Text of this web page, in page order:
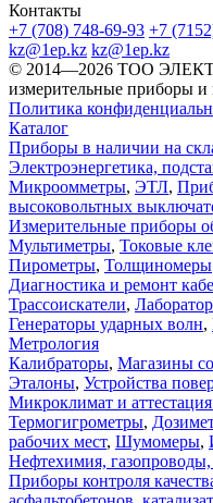
Контакты
+7 (708) 748-69-93 +7
kz@1ep.kz kz@1ep.kz
©️ 2014—2026 ТОО
измерительные приборы и
Политика
Каталог
Приборы в наличии на
Электроэнергетика,
Микроомметры, ЭТЛ,
высоковольтных
Измерительные приборы
Мультиметры, Токовые
Пирометры, Толщиномеры
Диагностика и ремонт
Трассоискатели,
Генераторы ударных волн,
Метрология
Калибраторы, Магазины
Эталоны, Устройства
Микроклимат и
Термогигрометры,
рабочих мест, Шумомеры,
Нефтехимия,
Приборы контроля